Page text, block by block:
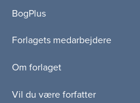
BogPlus
Forlagets medarbejdere
Om forlaget
Vil du være forfatter